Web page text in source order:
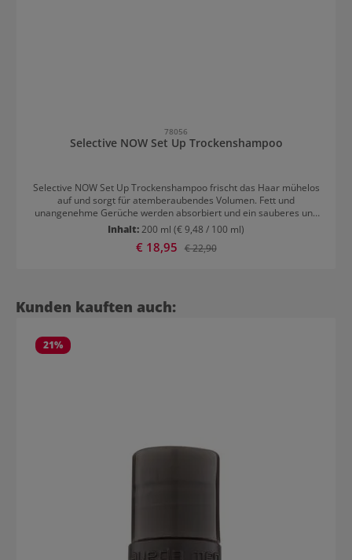
78056
Selective NOW Set Up Trockenshampoo
Selective NOW Set Up Trockenshampoo frischt das Haar mühelos
auf und sorgt für atemberaubendes Volumen. Fett und
unangenehme Gerüche werden absorbiert und ein sauberes und
frisches Haargefühl hinterlassen. Für die Sofortwirkung ist vor
allem die enthaltene Reisstärke, die reich an essentiellen
Fettsäuren, Proteinen und Mineralsalzen ist, verantwortlich. Sie
Anwendung von Selective NOW Set Up Trockenshampoo Aus 15-20
cm Entfernung auf den Ansatz sprühen. Kurz trocknen lassen und
Inhalt:200 ml (€ 9,48 / 100 ml)
Verkaufspreis:
€ 18,95 Regulärer Preis:
€ 22,90
Produktgalerie überspringen
Kunden kauften auch:
21%